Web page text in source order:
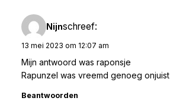
Nijnschreef:
13 mei 2023 om 12:07 am
Mijn antwoord was raponsje
Rapunzel was vreemd genoeg onjuist
Beantwoorden